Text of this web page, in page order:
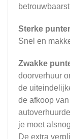
Sterke
Snel en
Zwakke
doorverhuur
de
de afkoop
je moet
De extra